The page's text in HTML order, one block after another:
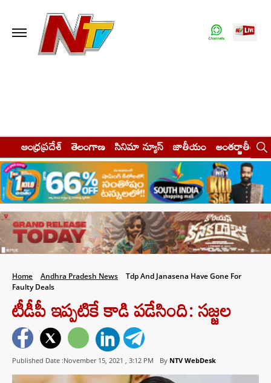
ఆంధ్రప్రదేశ్ తెలంగాణ సినిమా న్యూస్ జాతీయం అంతర్జాతీయం
Home Andhra Pradesh News
Tdp And Janasena Have Gone For
Faulty Deals
టీడీపీ ఇప్పటికే కాడి పడేసింది: సజ్జల
Published Date :November 15, 2021 , 3:12 PM By NTV WebDesk